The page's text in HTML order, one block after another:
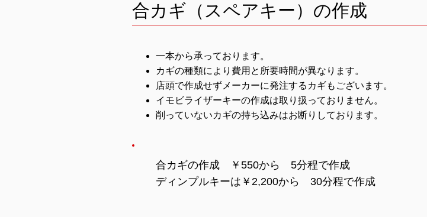
合カギ（スペアキー）の作成
一本から承っております。
カギの種類により費用と所要時間が異なります。
店頭で作成せずメーカーに発注するカギもございます。
イモビライザーキーの作成は取り扱っておりません。
削っていないカギの持ち込みはお断りしております。
合カギの作成 ￥550から 5分程で作成
ディンプルキーは￥2,200から 30分程で作成